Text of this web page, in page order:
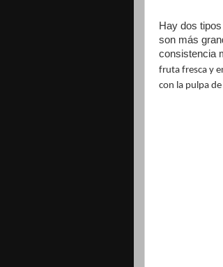
Hay dos
son más
consistencia
fruta fresca y
con la pulpa